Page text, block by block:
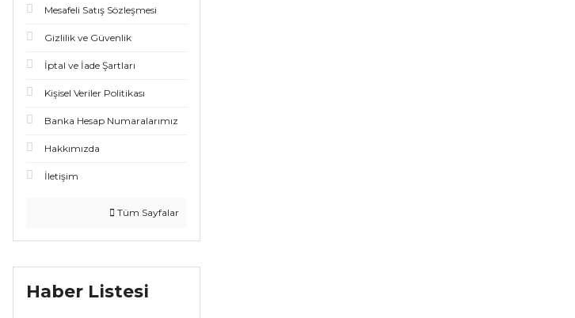
Mesafeli Satış Sözleşmesi
Gizlilik ve Güvenlik
İptal ve İade Şartları
Kişisel Veriler Politikası
Banka Hesap Numaralarımız
Hakkımızda
İletişim
Tüm Sayfalar
Haber Listesi